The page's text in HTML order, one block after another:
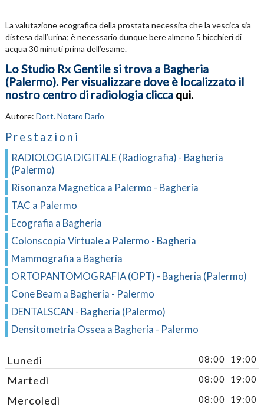
La valutazione ecografica della prostata necessita che la vescica sia
distesa dall’urina; è necessario dunque bere almeno 5 bicchieri di
acqua 30 minuti prima dell’esame.
Lo Studio Rx Gentile si trova a Bagheria
(Palermo). Per visualizzare dove è localizzato il
nostro centro di radiologia clicca qui.
Autore: Dott. Notaro Dario
Prestazioni
RADIOLOGIA DIGITALE (Radiografia) - Bagheria
(Palermo)
Risonanza Magnetica a Palermo - Bagheria
TAC a Palermo
Ecografia a Bagheria
Colonscopia Virtuale a Palermo - Bagheria
Mammografia a Bagheria
ORTOPANTOMOGRAFIA (OPT) - Bagheria (Palermo)
Cone Beam a Bagheria - Palermo
DENTALSCAN - Bagheria (Palermo)
Densitometria Ossea a Bagheria - Palermo
Lunedì 08:00 19:00
Martedì 08:00 19:00
Mercoledì 08:00 19:00